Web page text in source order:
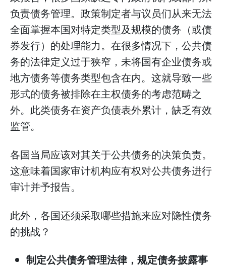
负责债务管理。政策制定者与议员们从来无法
全面掌握本国对特定类型及规模的债务（或债
券发行）的处理能力。在很多情况下，公共债
务的法律定义过于狭窄，未将国有企业债务或
地方债务等债务类型包含在内。这就导致一些
形式的债务被排除在主权债务的考虑范畴之
外。此类债务在资产负债表外累计，缺乏有效
监管。
各国当局应该对其关于公共债务的决策负责。
这意味着国家审计机构应有权对公共债务进行
审计并予报告。
此外，各国还须采取哪些措施来应对隐性债务
的挑战？
制定公共债务管理法律，规定债务披露事